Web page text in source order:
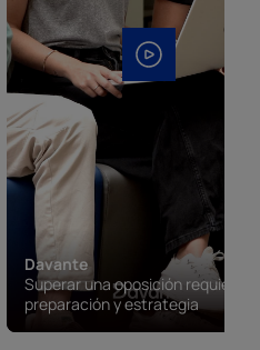
Davante
Superar una oposición requiere
preparación y estrategia